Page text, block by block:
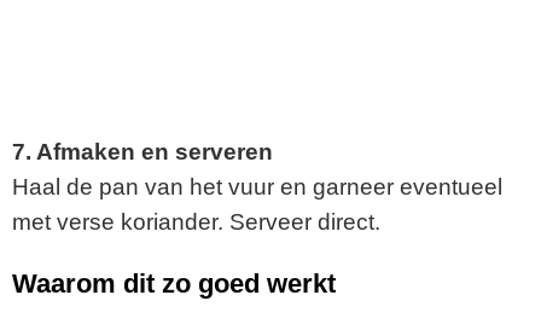
7. Afmaken en serveren
Haal de pan van het vuur en garneer eventueel
met verse koriander. Serveer direct.
Waarom dit zo goed werkt